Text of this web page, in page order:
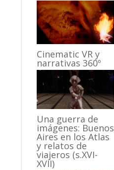
Cinematic VR y
narrativas 360º
Una guerra de
imágenes: Buenos
Aires en los Atlas
y relatos de
viajeros (s.XVI-
XVII)